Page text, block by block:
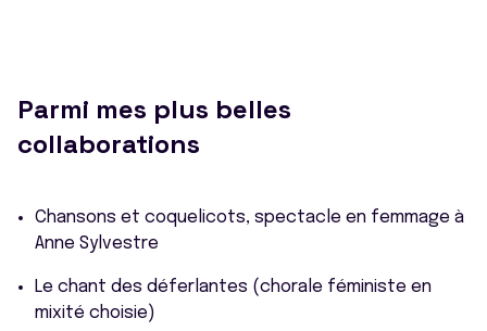
Parmi mes plus belles
collaborations
Chansons et coquelicots, spectacle en femmage à
Anne Sylvestre
Le chant des déferlantes (chorale féministe en
mixité choisie)